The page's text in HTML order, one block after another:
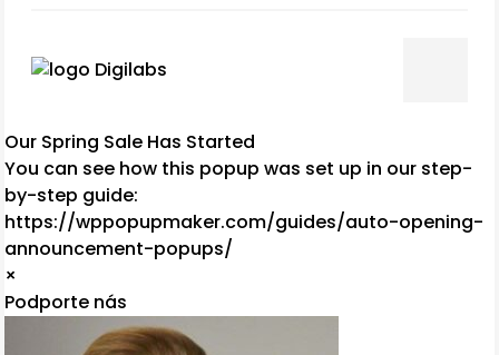
Our Spring Sale Has Started
You can see how this popup was set up in our step-
by-step guide:
https://wppopupmaker.com/guides/auto-opening-
announcement-popups/
×
Podporte nás